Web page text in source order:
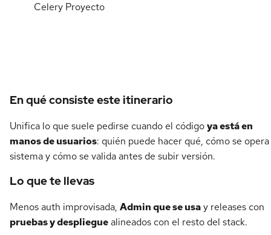
Celery Proyecto
Detalles del curso
En qué consiste este itinerario
Unifica lo que suele pedirse cuando el códigoya está en
manos de usuarios: quién puede hacer qué, cómo se
sistema y cómo se valida antes de subir versión.
Lo que te llevas
Menos auth improvisada, Admin que se usay releases con
pruebas y desplieguealineados con el resto del stack.